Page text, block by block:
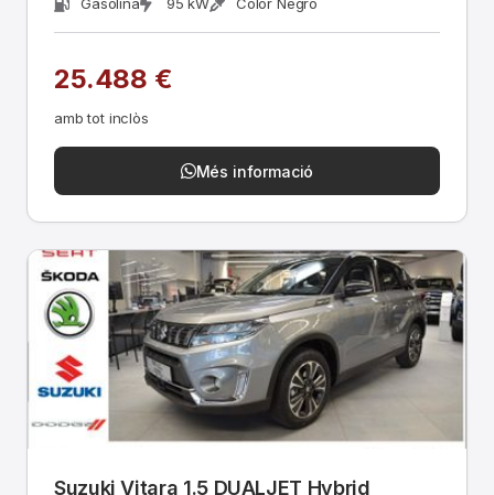
25.488 €
amb tot inclòs
Més informació
Suzuki Vitara 1.5 DUALJET Hybrid